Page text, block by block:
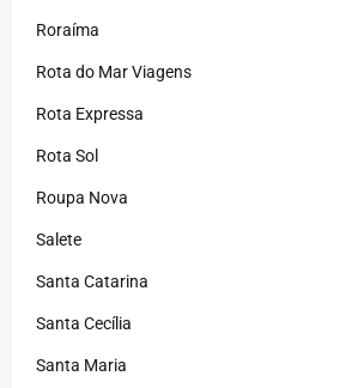
Roraíma
Rota do Mar Viagens
Rota Expressa
Rota Sol
Roupa Nova
Salete
Santa Catarina
Santa Cecília
Santa Maria